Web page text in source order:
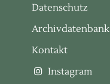
Datenschutz
Archivdatenbank
Kontakt
Instagram